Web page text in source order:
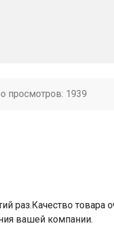
просмотров: 1939
раз.Качество товара
вашей компании.